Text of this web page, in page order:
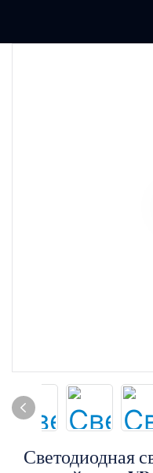
Светодиодная